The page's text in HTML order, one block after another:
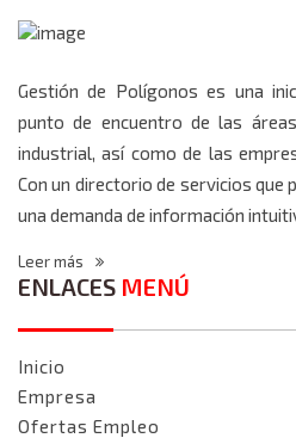
Gestión de Polígonos es una
punto de encuentro de las
industrial, así como de las
Con un directorio de servicios que
una demanda de información
Leer más
ENLACES MENÚ
Inicio
Empresa
Ofertas Empleo